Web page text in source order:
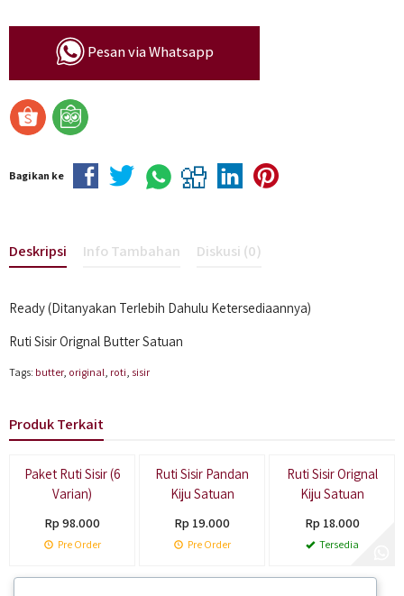
Pesan via Whatsapp
Bagikan ke
Deskripsi Info Tambahan Diskusi (0)
Ready (Ditanyakan Terlebih Dahulu Ketersediaannya)
Ruti Sisir Orignal Butter Satuan
Tags: butter, original roti sisir
Produk Terkait
Paket Ruti Sisir (6
Varian)
Rp 98.000
Pre Order
Ruti Sisir Pandan
Kiju Satuan
Rp 19.000
Pre Order
Ruti Sisir Orignal
Kiju Satuan
Rp 18.000
Tersedia